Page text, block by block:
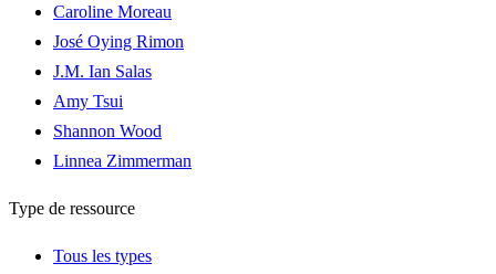
Caroline Moreau
José Oying Rimon
J.M. Ian Salas
Amy Tsui
Shannon Wood
Linnea Zimmerman
Type de ressource
Tous les types